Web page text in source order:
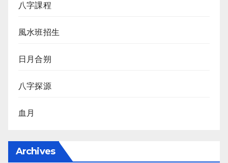
八字課程
風水班招生
日月合朔
八字探源
血月
Archives